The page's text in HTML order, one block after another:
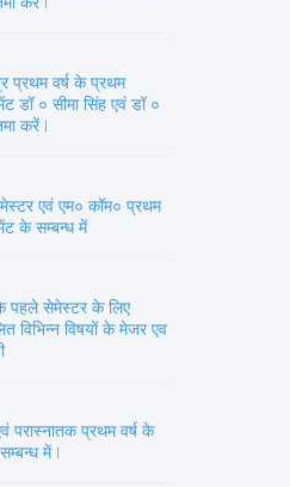
प्रथम वर्ष के प्रथम
डॉ ० सीमा सिंह एवं डॉ ०
करें |
एवं एम० कॉम० प्रथम
के सम्बन्ध में
पहले सेमेस्टर के लिए
विभिन्न विषयों के मेजर एव
परास्नातक प्रथम वर्ष के
में |